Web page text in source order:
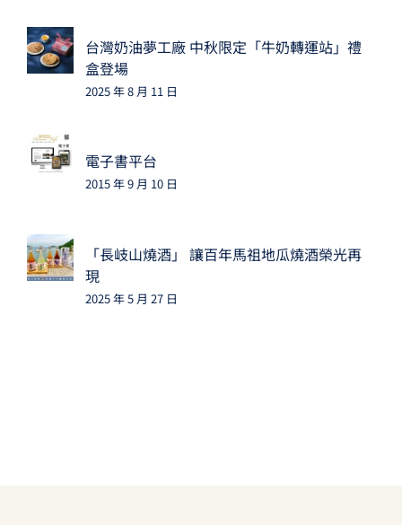
台灣奶油夢工廠 中秋限定「牛奶轉運站」禮
盒登場
2025 年 8 月 11 日
電子書平台
2015 年 9 月 10 日
「長岐山燒酒」 讓百年馬祖地瓜燒酒榮光再
現
2025 年 5 月 27 日